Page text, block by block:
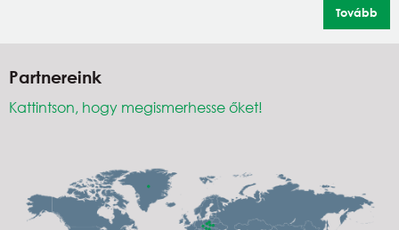
Tovább
Partnereink
Kattintson, hogy megismerhesse őket!